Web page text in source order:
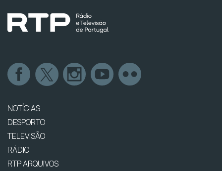
NOTÍCIAS
DESPORTO
TELEVISÃO
RÁDIO
RTP ARQUIVOS